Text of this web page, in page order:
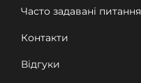
Часто задавані питання
Контакти
Відгуки